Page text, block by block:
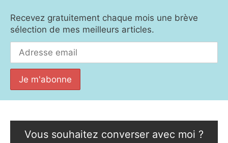
Recevez gratuitement chaque mois une brève
sélection de mes meilleurs articles.
Vous souhaitez converser avec moi ?